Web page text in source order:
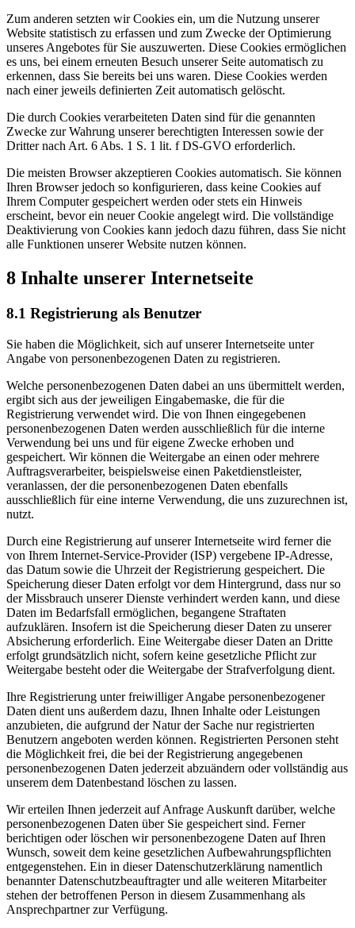
Zum anderen setzten wir Cookies ein, um die Nutzung unserer
Website statistisch zu erfassen und zum Zwecke der Optimierung
unseres Angebotes für Sie auszuwerten. Diese Cookies ermöglichen
es uns, bei einem erneuten Besuch unserer Seite automatisch zu
erkennen, dass Sie bereits bei uns waren. Diese Cookies werden
nach einer jeweils definierten Zeit automatisch gelöscht.
Die durch Cookies verarbeiteten Daten sind für die genannten
Zwecke zur Wahrung unserer berechtigten Interessen sowie der
Dritter nach Art. 6 Abs. 1 S. 1 lit. f DS-GVO erforderlich.
Die meisten Browser akzeptieren Cookies automatisch. Sie können
Ihren Browser jedoch so konfigurieren, dass keine Cookies auf
Ihrem Computer gespeichert werden oder stets ein Hinweis
erscheint, bevor ein neuer Cookie angelegt wird. Die vollständige
Deaktivierung von Cookies kann jedoch dazu führen, dass Sie nicht
alle Funktionen unserer Website nutzen können.
8 Inhalte unserer Internetseite
8.1 Registrierung als Benutzer
Sie haben die Möglichkeit, sich auf unserer Internetseite unter
Angabe von personenbezogenen Daten zu registrieren.
Welche personenbezogenen Daten dabei an uns übermittelt werden,
ergibt sich aus der jeweiligen Eingabemaske, die für die
Registrierung verwendet wird. Die von Ihnen eingegebenen
personenbezogenen Daten werden ausschließlich für die interne
Verwendung bei uns und für eigene Zwecke erhoben und
gespeichert. Wir können die Weitergabe an einen oder mehrere
Auftragsverarbeiter, beispielsweise einen Paketdienstleister,
veranlassen, der die personenbezogenen Daten ebenfalls
ausschließlich für eine interne Verwendung, die uns zuzurechnen ist,
nutzt.
Durch eine Registrierung auf unserer Internetseite wird ferner die
von Ihrem Internet-Service-Provider (ISP) vergebene IP-Adresse,
das Datum sowie die Uhrzeit der Registrierung gespeichert. Die
Speicherung dieser Daten erfolgt vor dem Hintergrund, dass nur so
der Missbrauch unserer Dienste verhindert werden kann, und diese
Daten im Bedarfsfall ermöglichen, begangene Straftaten
aufzuklären. Insofern ist die Speicherung dieser Daten zu unserer
Absicherung erforderlich. Eine Weitergabe dieser Daten an Dritte
erfolgt grundsätzlich nicht, sofern keine gesetzliche Pflicht zur
Weitergabe besteht oder die Weitergabe der Strafverfolgung dient.
Ihre Registrierung unter freiwilliger Angabe personenbezogener
Daten dient uns außerdem dazu, Ihnen Inhalte oder Leistungen
anzubieten, die aufgrund der Natur der Sache nur registrierten
Benutzern angeboten werden können. Registrierten Personen steht
die Möglichkeit frei, die bei der Registrierung angegebenen
personenbezogenen Daten jederzeit abzuändern oder vollständig aus
unserem dem Datenbestand löschen zu lassen.
Wir erteilen Ihnen jederzeit auf Anfrage Auskunft darüber, welche
personenbezogenen Daten über Sie gespeichert sind. Ferner
berichtigen oder löschen wir personenbezogene Daten auf Ihren
Wunsch, soweit dem keine gesetzlichen Aufbewahrungspflichten
entgegenstehen. Ein in dieser Datenschutzerklärung namentlich
benannter Datenschutzbeauftragter und alle weiteren Mitarbeiter
stehen der betroffenen Person in diesem Zusammenhang als
Ansprechpartner zur Verfügung.